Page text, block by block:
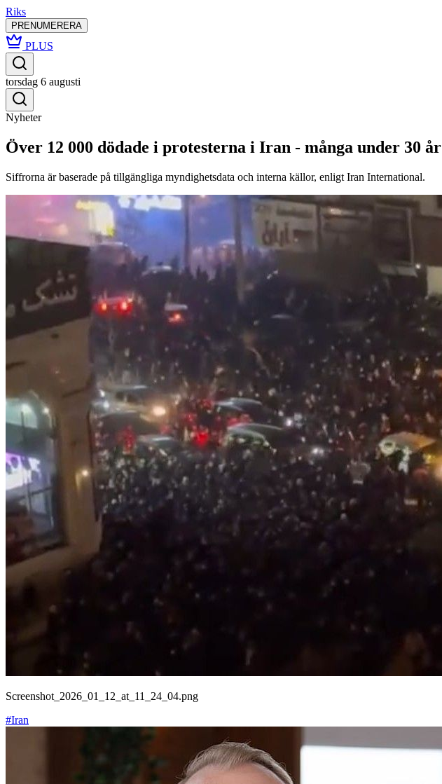
Riks
PRENUMERERA
PLUS
torsdag 6 augusti
Nyheter
Över 12 000 dödade i protesterna i Iran - många under 30 år
Siffrorna är baserade på tillgängliga myndighetsdata och interna källor, enligt Iran International.
Screenshot_2026_01_12_at_11_24_04.png
#Iran